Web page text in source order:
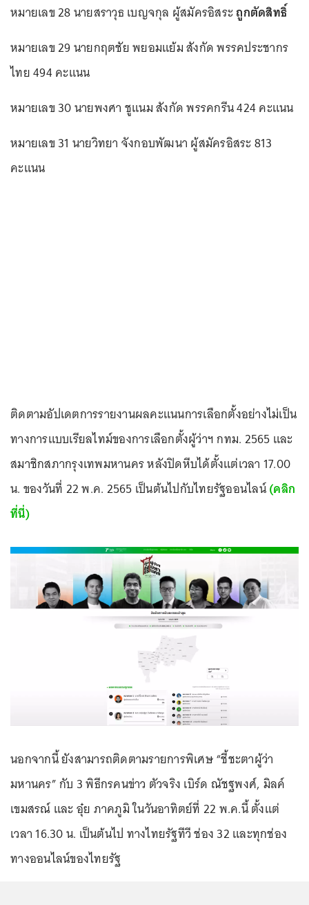
หมายเลข 28 นายสราวุธ เบญจกุล ผู้สมัครอิสระถูกตัดสิทธิ์
หมายเลข 29 นายกฤตชัย พยอมแย้ม สังกัด พรรคประชากร
ไทย 494 คะแนน
หมายเลข 30 นายพงศา ชูแนม สังกัด พรรคกรีน 424 คะแนน
หมายเลข 31 นายวิทยา จังกอบพัฒนา ผู้สมัครอิสระ 813
คะแนน
ติดตามอัปเดตการรายงานผลคะแนนการเลือกตั้งอย่างไม่เป็น
ทางการแบบเรียลไทม์ของการเลือกตั้งผู้ว่าฯ กทม. 2565 และ
สมาชิกสภากรุงเทพมหานคร หลังปิดหีบได้ตั้งแต่เวลา 17.00
น. ของวันที่ 22 พ.ค. 2565 เป็นต้นไปกับไทยรัฐออนไลน์(คลิก
ที่นี่)
นอกจากนี้ ยังสามารถติดตามรายการพิเศษ “ชี้ชะตาผู้ว่า
มหานคร” กับ 3 พิธีกรคนข่าว ตัวจริง เบิร์ด ณัชฐพงศ์, มิลค์
เขมสรณ์ และ อุ๋ย ภาคภูมิ ในวันอาทิตย์ที่ 22 พ.ค.นี้ ตั้งแต่
เวลา 16.30 น. เป็นต้นไป ทางไทยรัฐทีวี ช่อง 32 และทุกช่อง
ทางออนไลน์ของไทยรัฐ